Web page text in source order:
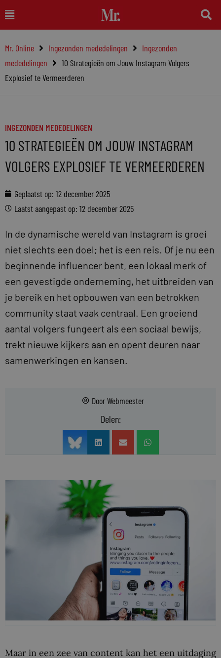
naar
inhoud
Main
Menu
Mr. Online Ingezonden mededelingen
Ingezonden
mededelingen
10 Strategieën om Jouw Instagram Volgers
Explosief te Vermeerderen
INGEZONDEN MEDEDELINGEN
10 STRATEGIEËN OM JOUW INSTAGRAM
VOLGERS EXPLOSIEF TE VERMEERDEREN
Geplaatst op: 12 december 2025
Laatst aangepast op: 12 december 2025
In de dynamische wereld van Instagram is groei
niet slechts een doel; het is een reis. Of je nu een
beginnende influencer bent, een lokaal merk of
een gevestigde onderneming, het uitbreiden van
je bereik en het opbouwen van een betrokken
community staat vaak centraal. Een groeiend
aantal volgers fungeert als een sociaal bewijs,
trekt nieuwe kijkers aan en opent deuren naar
samenwerkingen en kansen.
DoorWebmeester
Delen:
Maar in een zee van content kan het een uitdaging